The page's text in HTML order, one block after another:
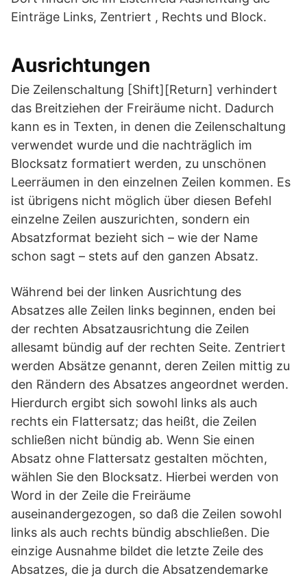
Einträge Links, Zentriert , Rechts und Block.
Ausrichtungen
Die Zeilenschaltung [Shift][Return] verhindert
das Breitziehen der Freiräume nicht. Dadurch
kann es in Texten, in denen die Zeilenschaltung
verwendet wurde und die nachträglich im
Blocksatz formatiert werden, zu unschönen
Leerräumen in den einzelnen Zeilen kommen. Es
ist übrigens nicht möglich über diesen Befehl
einzelne Zeilen auszurichten, sondern ein
Absatzformat bezieht sich – wie der Name
schon sagt – stets auf den ganzen Absatz.
Während bei der linken Ausrichtung des
Absatzes alle Zeilen links beginnen, enden bei
der rechten Absatzausrichtung die Zeilen
allesamt bündig auf der rechten Seite. Zentriert
werden Absätze genannt, deren Zeilen mittig zu
den Rändern des Absatzes angeordnet werden.
Hierdurch ergibt sich sowohl links als auch
rechts ein Flattersatz; das heißt, die Zeilen
schließen nicht bündig ab. Wenn Sie einen
Absatz ohne Flattersatz gestalten möchten,
wählen Sie den Blocksatz. Hierbei werden von
Word in der Zeile die Freiräume
auseinandergezogen, so daß die Zeilen sowohl
links als auch rechts bündig abschließen. Die
einzige Ausnahme bildet die letzte Zeile des
Absatzes, die ja durch die Absatzendemarke